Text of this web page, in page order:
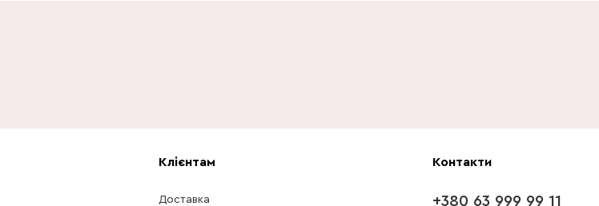
Клієнтам
Доставка
Контакти
+380 63 999 99 11